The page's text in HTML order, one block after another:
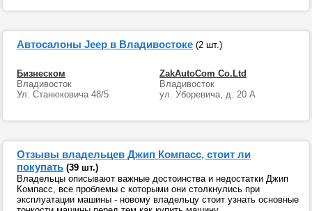
Автосалоны Jeep в Владивостоке (2 шт.)
Бизнеском
Владивосток
Ул. Станюковича 48/5
ZakAutoCom Co.Ltd
Владивосток
ул. Уборевича, д. 20 А
Отзывы владельцев Джип Компасс, стоит ли
покупать (39 шт.)
Владельцы описывают важные достоинства и недостатки Джип
Компасс, все проблемы с которыми они столкнулись при
эксплуатации машины - новому владельцу стоит узнать основные